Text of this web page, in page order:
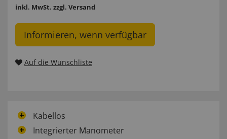
inkl. MwSt. zzgl. Versand
Informieren, wenn verfügbar
Auf die Wunschliste
Kabellos
Integrierter Manometer